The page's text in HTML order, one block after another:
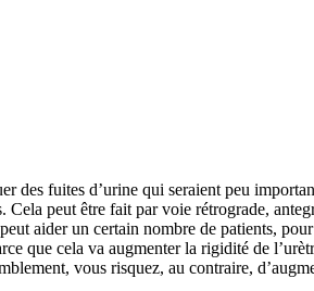
des fuites d’urine qui seraient peu
peut être fait par voie rétrograde,
aider un certain nombre de patients,
que cela va augmenter la rigidité de
vous risquez, au contraire,